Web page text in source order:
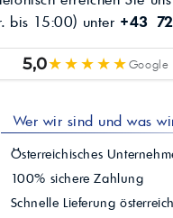
bis 15:00) unter +43
5,0★★★★★Google
Wer wir sind und was
Österreichisches
100% sichere Zahlung
Schnelle Lieferung